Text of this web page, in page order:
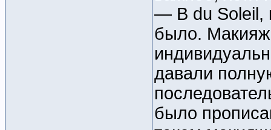
— В du Soleil,
было. Макияж
давали
было